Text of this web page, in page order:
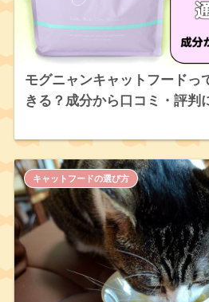
モグニャンキャットフードっ
きる？成分から口コミ・評判
キャットフードの選び方